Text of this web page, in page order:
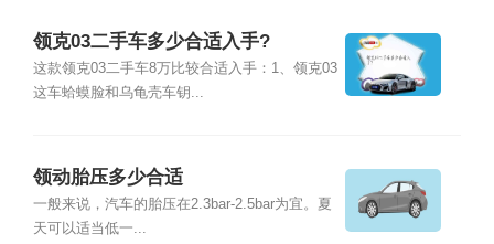
领克03二手车多少合适入手?
这款领克03二手车8万比较合适入手：1、领克03
这车蛤蟆脸和乌龟壳车钥...
领动胎压多少合适
一般来说，汽车的胎压在2.3bar-2.5bar为宜。夏
天可以适当低一...